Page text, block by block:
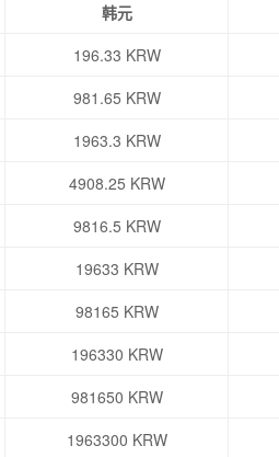
韩元
196.33 KRW
981.65 KRW
1963.3 KRW
4908.25 KRW
9816.5 KRW
19633 KRW
98165 KRW
196330 KRW
981650 KRW
1963300 KRW